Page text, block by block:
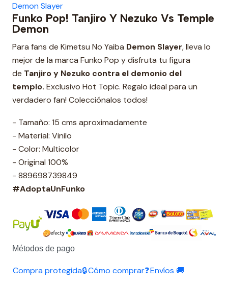
Demon Slayer
Funko Pop! Tanjiro Y Nezuko Vs Temple
Demon
Para fans de Kimetsu No Yaiba Demon Slayer, lleva lo
mejor de la marca Funko Pop y disfruta tu figura
de Tanjiro y Nezuko contra el demonio del
templo. Exclusivo Hot Topic. Regalo ideal para un
verdadero fan! Colecciónalos todos!
- Tamaño: 15 cms aproximadamente
- Material: Vinilo
- Color: Multicolor
- Original 100%
- 889698739849
#AdoptaUnFunko
Métodos de pago
Compra protegida🔒Cómo comprar❓Envíos 🚚